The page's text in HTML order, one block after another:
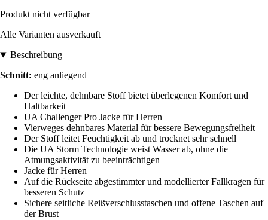
Produkt nicht verfügbar
Alle Varianten ausverkauft
Beschreibung
Schnitt: eng anliegend
Der leichte, dehnbare Stoff bietet überlegenen Komfort und
Haltbarkeit
UA Challenger Pro Jacke für Herren
Vierweges dehnbares Material für bessere Bewegungsfreiheit
Der Stoff leitet Feuchtigkeit ab und trocknet sehr schnell
Die UA Storm Technologie weist Wasser ab, ohne die
Atmungsaktivität zu beeinträchtigen
Jacke für Herren
Auf die Rückseite abgestimmter und modellierter Fallkragen für
besseren Schutz
Sichere seitliche Reißverschlusstaschen und offene Taschen auf
der Brust